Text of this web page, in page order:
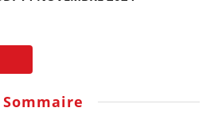
Sommaire